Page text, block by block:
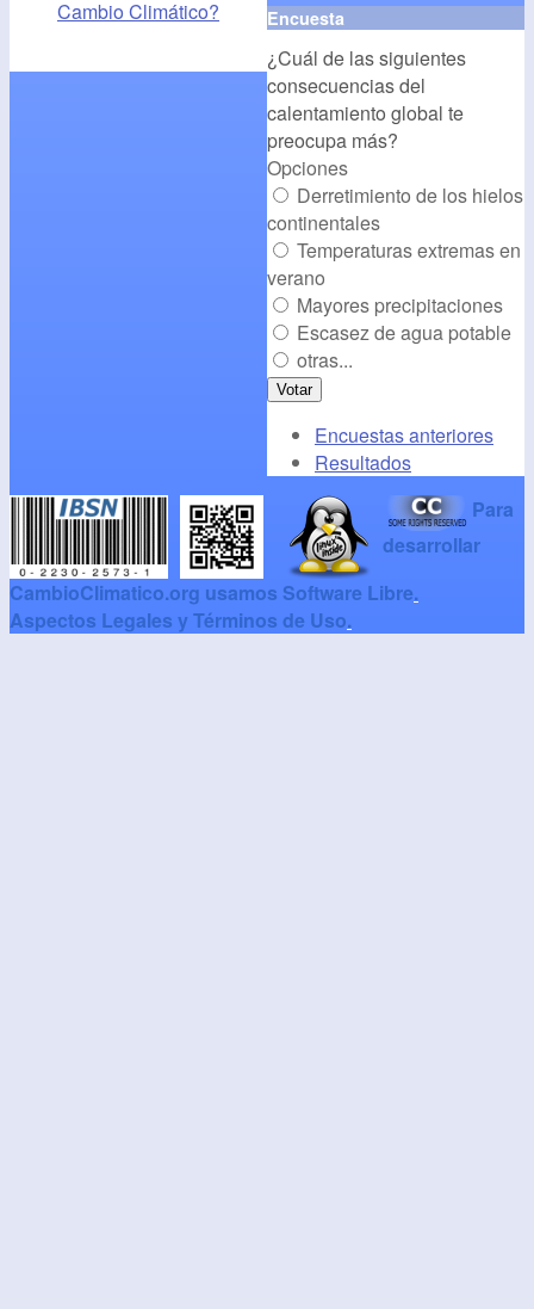
Cambio Climático?
src="http://
alt="CambioClimatico.org"
/></a>
Encuesta
¿Cuál de las siguientes
consecuencias del
calentamiento global te
preocupa más?
Opciones
Derretimiento de los hielos
continentales
Temperaturas extremas en
verano
Mayores precipitaciones
Escasez de agua potable
otras...
Encuestas anteriores
Resultados
Para
desarrollar
CambioClimatico.org usamos Software Libre.
Aspectos Legales y Términos de Uso.